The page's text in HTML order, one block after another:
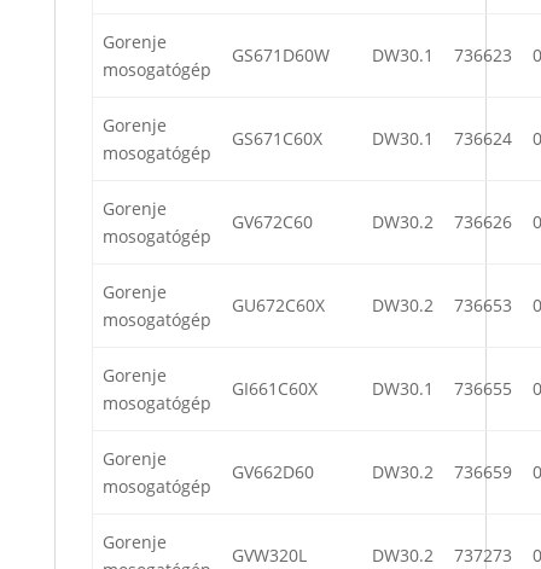
Gorenje
mosogatógép
GS671D60W DW30.1 736623
Gorenje
mosogatógép
GS671C60X DW30.1 736624
Gorenje
mosogatógép
GV672C60 DW30.2 736626
Gorenje
mosogatógép
GU672C60X DW30.2 736653
Gorenje
mosogatógép
GI661C60X DW30.1 736655
Gorenje
mosogatógép
GV662D60 DW30.2 736659
Gorenje
GVW320L DW30.2 737273